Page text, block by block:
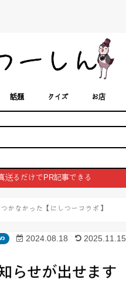
話題
クイズ お店
送るだけでPR記事できる
かなかった【にしつーコラボ】
2024.08.18 2025.11.15